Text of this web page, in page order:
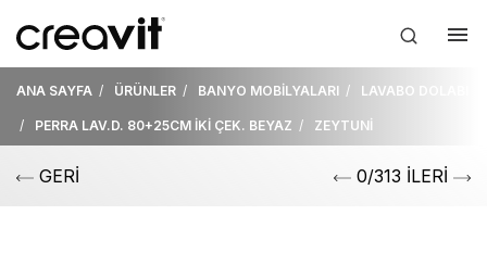
ANA SAYFA ÜRÜNLER BANYO MOBİLYALARI LAVABO DOLABI
PERRA LAV.D. 80+25CM İKİ ÇEK. BEYAZ ZEYTUNİ
GERİ 0/313 İLERİ